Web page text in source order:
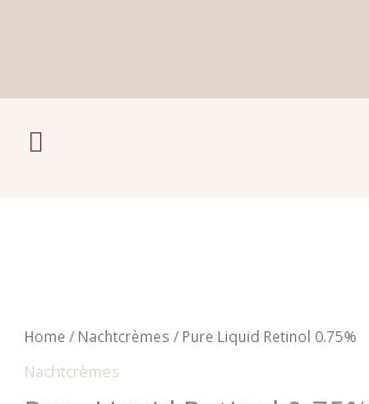
Menu
Home / Nachtcrèmes / Pure Liquid Retinol 0.75%
Nachtcrèmes
Retinol
aantal